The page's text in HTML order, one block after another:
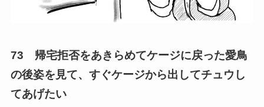
73 帰宅拒否をあきらめてケージに戻った愛鳥
の後姿を見て、すぐケージから出してチュウし
てあげたい